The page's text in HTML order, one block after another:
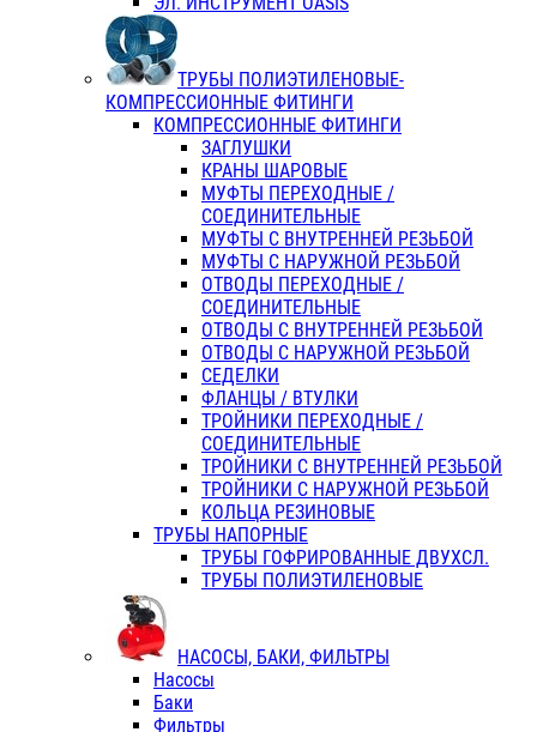
ТРУБЫ ПОЛИЭТИЛЕНОВЫЕ-
КОМПРЕССИОННЫЕ ФИТИНГИ
КОМПРЕССИОННЫЕ ФИТИНГИ
ЗАГЛУШКИ
КРАНЫ ШАРОВЫЕ
МУФТЫ ПЕРЕХОДНЫЕ /
СОЕДИНИТЕЛЬНЫЕ
МУФТЫ С ВНУТРЕННЕЙ РЕЗЬБОЙ
МУФТЫ С НАРУЖНОЙ РЕЗЬБОЙ
ОТВОДЫ ПЕРЕХОДНЫЕ /
СОЕДИНИТЕЛЬНЫЕ
ОТВОДЫ С ВНУТРЕННЕЙ РЕЗЬБОЙ
ОТВОДЫ С НАРУЖНОЙ РЕЗЬБОЙ
СЕДЕЛКИ
ФЛАНЦЫ / ВТУЛКИ
ТРОЙНИКИ ПЕРЕХОДНЫЕ /
СОЕДИНИТЕЛЬНЫЕ
ТРОЙНИКИ С ВНУТРЕННЕЙ РЕЗЬБОЙ
ТРОЙНИКИ С НАРУЖНОЙ РЕЗЬБОЙ
КОЛЬЦА РЕЗИНОВЫЕ
ТРУБЫ НАПОРНЫЕ
ТРУБЫ ГОФРИРОВАННЫЕ ДВУХСЛ.
ТРУБЫ ПОЛИЭТИЛЕНОВЫЕ
НАСОСЫ, БАКИ, ФИЛЬТРЫ
Насосы
Баки
Фильтры